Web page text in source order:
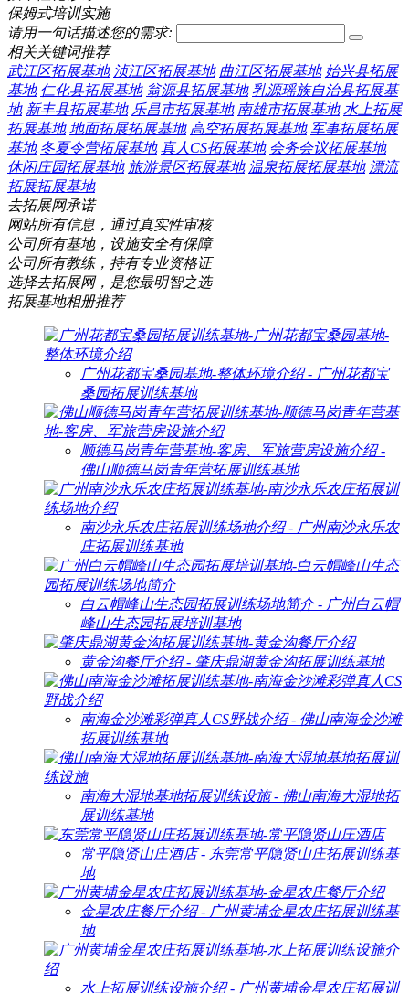
保姆式培训实施
请用一句话描述您的需求:
相关关键词推荐
武江区拓展基地 浈江区拓展基地 曲江区拓展基地 始兴县拓展
基地 仁化县拓展基地 翁源县拓展基地 乳源瑶族自治县拓展基
地 新丰县拓展基地 乐昌市拓展基地 南雄市拓展基地 水上拓展
拓展基地 地面拓展拓展基地 高空拓展拓展基地 军事拓展拓展
基地 冬夏令营拓展基地 真人CS拓展基地 会务会议拓展基地
休闲庄园拓展基地 旅游景区拓展基地 温泉拓展拓展基地 漂流
拓展拓展基地
去拓展网承诺
网站所有信息，通过真实性审核
公司所有基地，设施安全有保障
公司所有教练，持有专业资格证
选择去拓展网，是您最明智之选
拓展基地相册推荐
广州花都宝桑园基地-整体环境介绍 - 广州花都宝
桑园拓展训练基地
顺德马岗青年营基地-客房、军旅营房设施介绍 -
佛山顺德马岗青年营拓展训练基地
南沙永乐农庄拓展训练场地介绍 - 广州南沙永乐农
庄拓展训练基地
白云帽峰山生态园拓展训练场地简介 - 广州白云帽
峰山生态园拓展培训基地
黄金沟餐厅介绍 - 肇庆鼎湖黄金沟拓展训练基地
南海金沙滩彩弹真人CS野战介绍 - 佛山南海金沙滩
拓展训练基地
南海大湿地基地拓展训练设施 - 佛山南海大湿地拓
展训练基地
常平隐贤山庄酒店 - 东莞常平隐贤山庄拓展训练基
地
金星农庄餐厅介绍 - 广州黄埔金星农庄拓展训练基
地
水上拓展训练设施介绍 - 广州黄埔金星农庄拓展训